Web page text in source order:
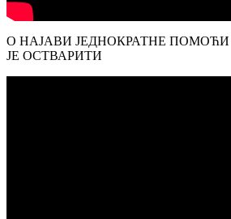
О НАЈАВИ ЈЕДНОКРАТНЕ
ЈЕ ОСТВАРИТИ